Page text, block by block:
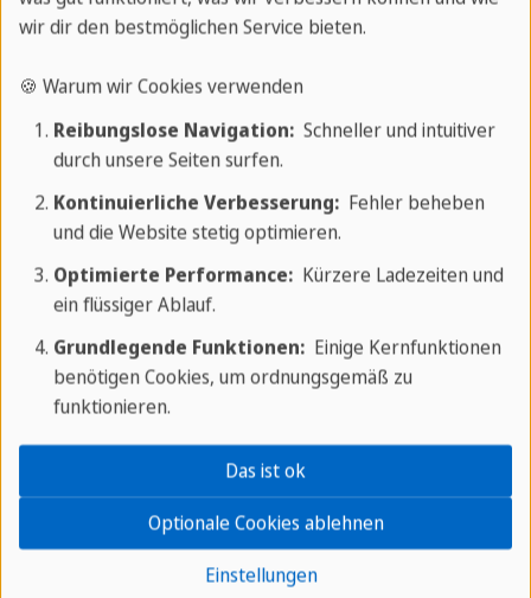
beeindruckende Vielfalt
Mexikos
Entdecken Sie die faszinierenden
Sehenswürdigkeiten Mexikos - ein Land
voller Kontraste und Geschichte. Beginnen
Sie inMexiko-Stadt, wo Sie den imposanten
Zócalo und die beeindruckenden Pyramiden
vonTeotihuacánbestaunen können. In
Yucatán erwarten Sie die mystischen Maya-
Ruinen vonChichén Itzá, eines der neuen
sieben Weltwunder, sowie die
türkisfarbenenCenoten, die zu
unvergesslichen Schwimmerlebnissen
Oaxaca lockt mit kolonialem Charme und
wir dir den bestmöglichen Service bieten.
🍪 Warum wir Cookies verwenden
Reibungslose Navigation:Schneller und intuitiver
durch unsere Seiten surfen.
Kontinuierliche Verbesserung:Fehler beheben
und die Website stetig optimieren.
Optimierte Performance:Kürzere Ladezeiten und
ein flüssiger Ablauf.
Grundlegende Funktionen:Einige Kernfunktionen
benötigen Cookies, um ordnungsgemäß zu
funktionieren.
Einstellungen
Optionale Cookies ablehnen
Das ist ok